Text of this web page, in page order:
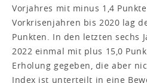
Vorjahres mit minus 1,4
Vorkrisenjahren bis 2020 lag
Punkten. In den letzten sechs
2022 einmal mit plus 15,0
Erholung gegeben, die aber
Index ist unterteilt in eine